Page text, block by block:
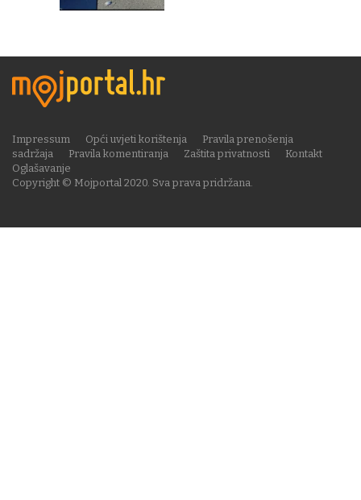
Copyright © Mojportal 2020. Sva prava pridržana.
Impressum Opći uvjeti korištenja
Pravila prenošenja
sadržaja
Pravila komentiranja Zaštita privatnosti
Kontakt
Oglašavanje